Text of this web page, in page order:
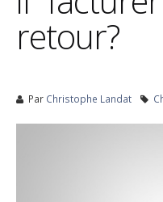
retour?
Par Christophe Landat